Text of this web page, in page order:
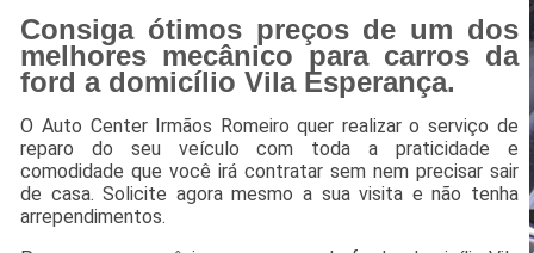
Consiga ótimos preços de um dos
melhores mecânico para carros da
ford a domicílio Vila Esperança.
O Auto Center Irmãos Romeiro quer realizar o serviço de
reparo do seu veículo com toda a praticidade e
comodidade que você irá contratar sem nem precisar sair
de casa. Solicite agora mesmo a sua visita e não tenha
arrependimentos.